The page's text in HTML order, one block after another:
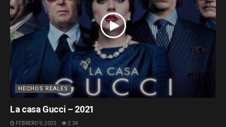
HECHOS REALES
La casa Gucci – 2021
FEBRERO 9, 2025 2.3K